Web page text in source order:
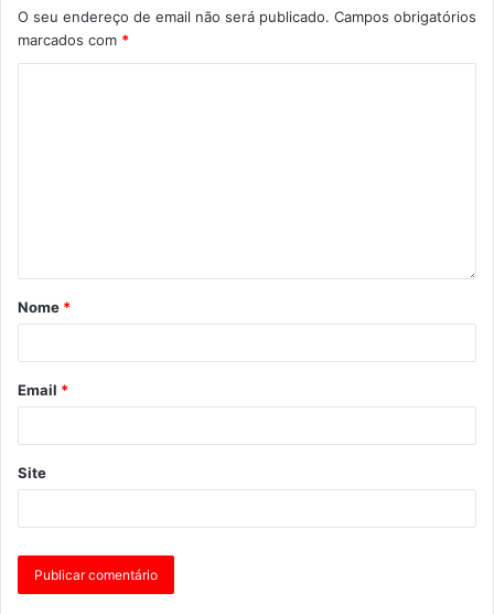
O seu endereço de email não será publicado. Campos obrigatórios
marcados com *
Nome *
Email *
Site